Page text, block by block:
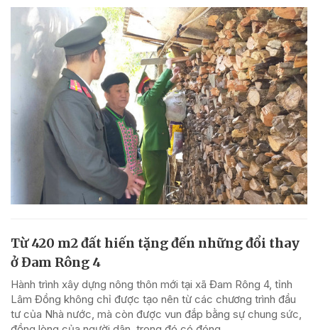
Từ 420 m2 đất hiến tặng đến những đổi thay
ở Đam Rông 4
Hành trình xây dựng nông thôn mới tại xã Đam Rông 4, tỉnh
Lâm Đồng không chỉ được tạo nên từ các chương trình đầu
tư của Nhà nước, mà còn được vun đắp bằng sự chung sức,